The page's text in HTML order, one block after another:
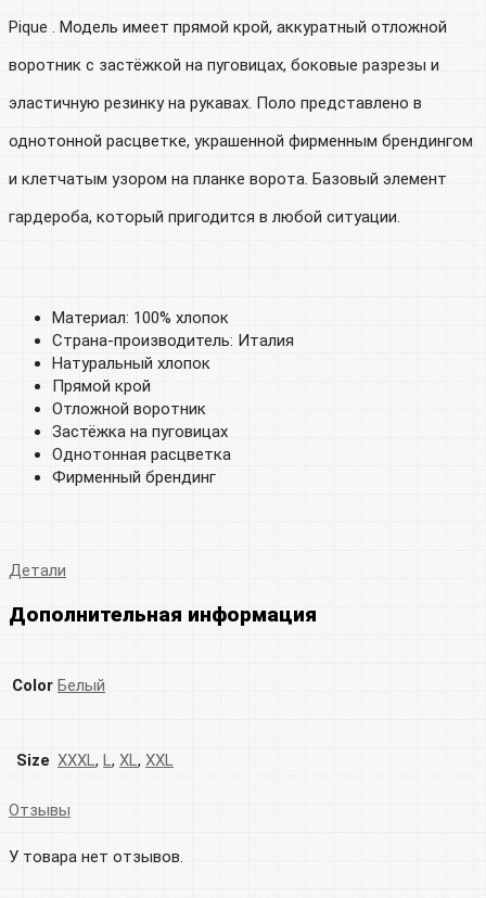
Pique . Модель имеет прямой крой, аккуратный отложной
воротник с застёжкой на пуговицах, боковые разрезы и
эластичную резинку на рукавах. Поло представлено в
однотонной расцветке, украшенной фирменным брендингом
и клетчатым узором на планке ворота. Базовый элемент
гардероба, который пригодится в любой ситуации.
Материал: 100% хлопок
Страна-производитель: Италия
Натуральный хлопок
Прямой крой
Отложной воротник
Застёжка на пуговицах
Однотонная расцветка
Фирменный брендинг
Детали
Дополнительная информация
Color Белый
Size XXXL, L, XL, XXL
Отзывы
У товара нет отзывов.